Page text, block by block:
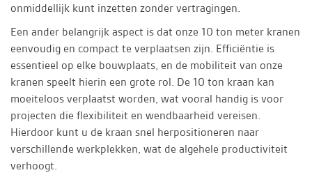
onmiddellijk kunt inzetten zonder vertragingen.
Een ander belangrijk aspect is dat onze 10 ton meter kranen
eenvoudig en compact te verplaatsen zijn. Efficiëntie is
essentieel op elke bouwplaats, en de mobiliteit van onze
kranen speelt hierin een grote rol. De 10 ton kraan kan
moeiteloos verplaatst worden, wat vooral handig is voor
projecten die flexibiliteit en wendbaarheid vereisen.
Hierdoor kunt u de kraan snel herpositioneren naar
verschillende werkplekken, wat de algehele productiviteit
verhoogt.